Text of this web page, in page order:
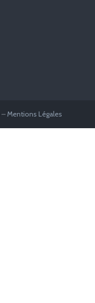
–Mentions Légales